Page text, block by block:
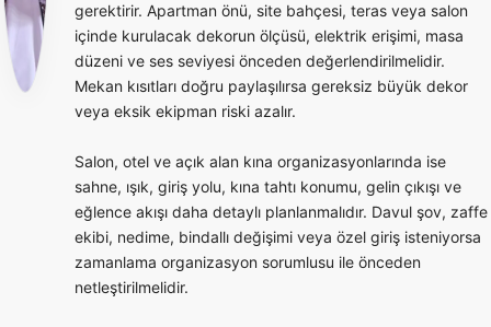
gerektirir. Apartman önü, site bahçesi, teras veya salon
içinde kurulacak dekorun ölçüsü, elektrik erişimi, masa
düzeni ve ses seviyesi önceden değerlendirilmelidir.
Mekan kısıtları doğru paylaşılırsa gereksiz büyük dekor
veya eksik ekipman riski azalır.
Salon, otel ve açık alan kına organizasyonlarında ise
sahne, ışık, giriş yolu, kına tahtı konumu, gelin çıkışı ve
eğlence akışı daha detaylı planlanmalıdır. Davul şov, zaffe
ekibi, nedime, bindallı değişimi veya özel giriş isteniyorsa
zamanlama organizasyon sorumlusu ile önceden
netleştirilmelidir.